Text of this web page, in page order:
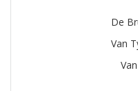
De
Van